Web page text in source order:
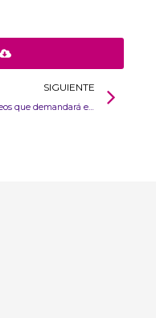
SIGUIENTE
Empleos que demandará el sector energético: nuevas oportunidades sostenibles